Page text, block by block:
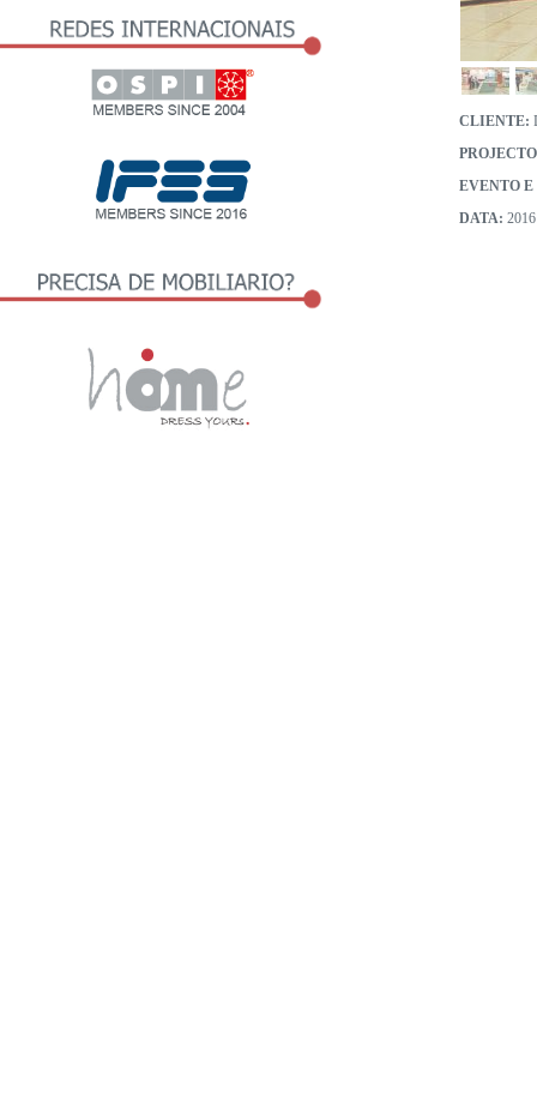
CLIENTE:
EVENTO
DATA: 2016